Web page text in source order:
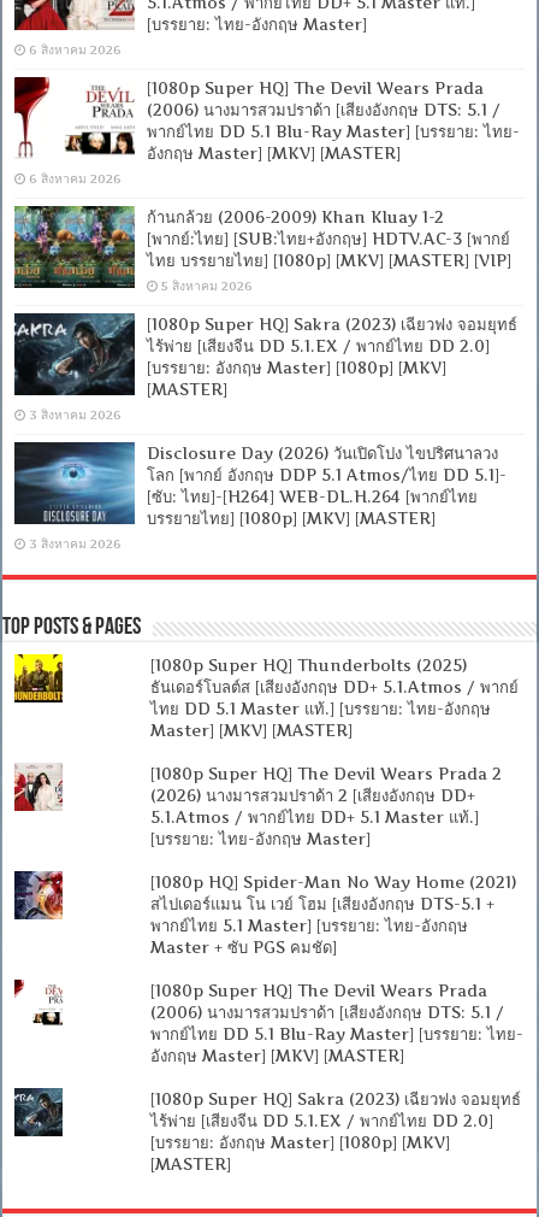
[บรรยาย: ไทย-อังกฤษ Master]
6 สิงหาคม 2026
[1080p Super HQ] The Devil Wears Prada
(2006) นางมารสวมปราด้า [เสียงอังกฤษ DTS: 5.1 /
พากย์ไทย DD 5.1 Blu-Ray Master] [บรรยาย: ไทย-
อังกฤษ Master] [MKV] [MASTER]
6 สิงหาคม 2026
ก้านกล้วย (2006-2009) Khan Kluay 1-2
[พากย์:ไทย] [SUB:ไทย+อังกฤษ] HDTV.AC-3 [พากย์
ไทย บรรยายไทย] [1080p] [MKV] [MASTER] [VIP]
5 สิงหาคม 2026
[1080p Super HQ] Sakra (2023) เฉียวฟง จอมยุทธ์
ไร้พ่าย [เสียงจีน DD 5.1.EX / พากย์ไทย DD 2.0]
[บรรยาย: อังกฤษ Master] [1080p] [MKV]
[MASTER]
3 สิงหาคม 2026
Disclosure Day (2026) วันเปิดโปง ไขปริศนาลวง
โลก [พากย์ อังกฤษ DDP 5.1 Atmos/ไทย DD 5.1]-
[ซับ: ไทย]-[H264] WEB-DL.H.264 [พากย์ไทย
บรรยายไทย] [1080p] [MKV] [MASTER]
3 สิงหาคม 2026
Top Posts & Pages
[1080p Super HQ] Thunderbolts (2025)
ธันเดอร์โบลต์ส [เสียงอังกฤษ DD+ 5.1.Atmos / พากย์
ไทย DD 5.1 Master แท้.] [บรรยาย: ไทย-อังกฤษ
Master] [MKV] [MASTER]
[1080p Super HQ] The Devil Wears Prada 2
(2026) นางมารสวมปราด้า 2 [เสียงอังกฤษ DD+
5.1.Atmos / พากย์ไทย DD+ 5.1 Master แท้.]
[บรรยาย: ไทย-อังกฤษ Master]
[1080p HQ] Spider-Man No Way Home (2021)
สไปเดอร์แมน โน เวย์ โฮม [เสียงอังกฤษ DTS-5.1 +
พากย์ไทย 5.1 Master] [บรรยาย: ไทย-อังกฤษ
Master + ซับ PGS คมชัด]
[1080p Super HQ] The Devil Wears Prada
(2006) นางมารสวมปราด้า [เสียงอังกฤษ DTS: 5.1 /
พากย์ไทย DD 5.1 Blu-Ray Master] [บรรยาย: ไทย-
อังกฤษ Master] [MKV] [MASTER]
[1080p Super HQ] Sakra (2023) เฉียวฟง จอมยุทธ์
ไร้พ่าย [เสียงจีน DD 5.1.EX / พากย์ไทย DD 2.0]
[บรรยาย: อังกฤษ Master] [1080p] [MKV]
[MASTER]